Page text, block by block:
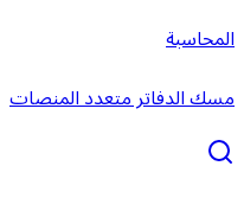
المحاسبة
مسك الدفاتر متعدد المنصات